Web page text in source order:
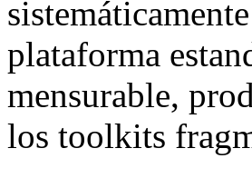
plataforma
mensurable,
los toolkits